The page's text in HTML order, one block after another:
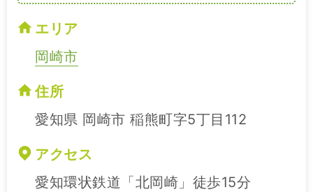
エリア
岡崎市
住所
愛知県 岡崎市 稲熊町字5丁目112
アクセス
愛知環状鉄道「北岡崎」徒歩15分